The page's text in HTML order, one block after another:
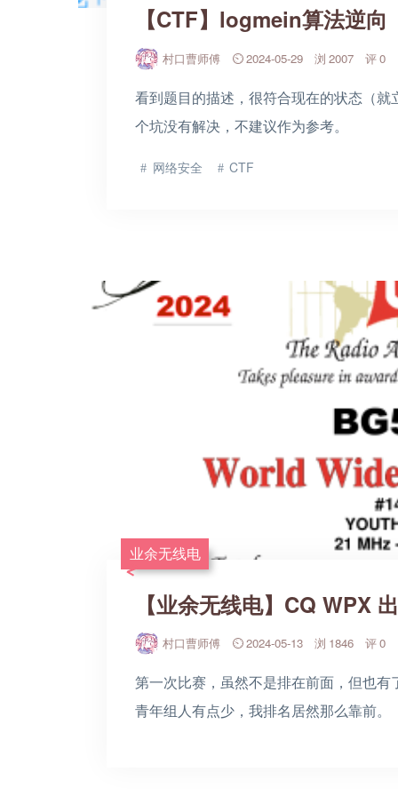
【CTF】logmein算法逆向
村口曹师傅 2024-05-29 2007 0
看到题目的描述，很符合现在的状态（
个坑没有解决，不建议作为参考。
网络安全 CTF
业余无线电
【业余无线电】CQ WPX
村口曹师傅 2024-05-13 1846 0
第一次比赛，虽然不是排在前面，但也
青年组人有点少，我排名居然那么靠前。